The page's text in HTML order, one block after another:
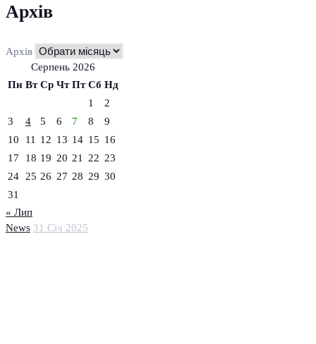
News 31 Січ 2025
Архів
Архів
Серпень 2026
Пн Вт Ср Чт Пт Сб Нд
1
2
3
4 5 6 7 8
9
10
11 12 13 14 15 16
17
18 19 20 21 22 23
24
25 26 27 28 29 30
31
« Лип